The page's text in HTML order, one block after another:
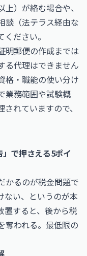
）が絡む場合や、
談（法テラス経由な
ださい。
明郵便の作成までは
る代理はできません
格・職能の使い分け
業務範囲や試験概
れていますので、
で押さえる5ポイ
かるのが税金問題で
ない、というのが本
置すると、後から税
奪われる。最低限の